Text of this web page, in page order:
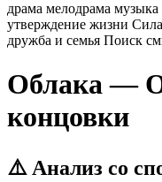
драма мелодрама музыка
утверждение жизни
дружба и семья Поиск
Облака —
концовки
⚠️ Анализ со